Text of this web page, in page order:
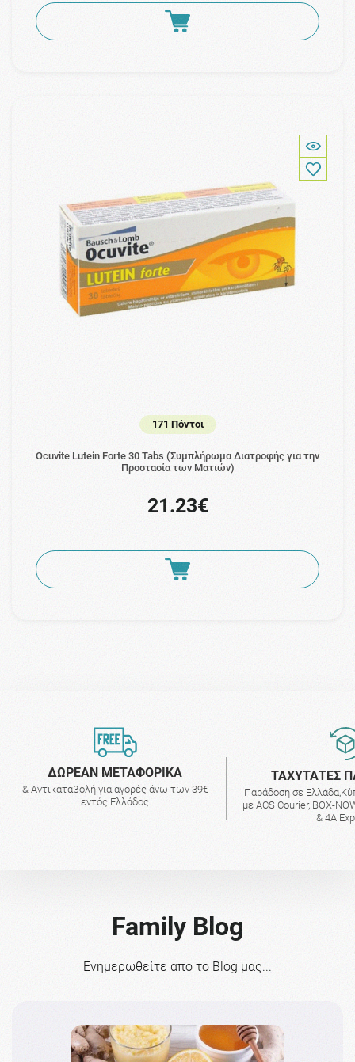
171 Πόντοι
Ocuvite Lutein Forte 30 Tabs (Συμπλήρωμα Διατροφής για την
Προστασία των Ματιών)
21.23€
ΔΩΡΕΑΝ ΜΕΤΑΦΟΡΙΚΑ
& Αντικαταβολή για αγορές άνω των 39€
εντός Ελλάδος
ΤΑΧΥΤΑΤΕΣ
Παράδοση σε
με ACS Courier, BOX-
& 4A
Family Blog
Ενημερωθείτε απο το Blog μας...